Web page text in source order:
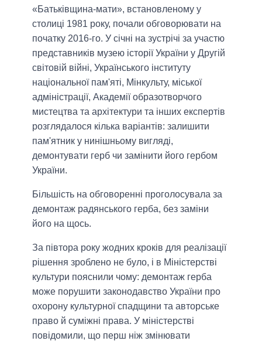
«Батьківщина-мати», встановленому у
столиці 1981 року, почали обговорювати на
початку 2016-го. У січні на зустрічі за участю
представників музею історії України у Другій
світовій війні, Українського інституту
національної пам'яті, Мінкульту, міської
адміністрації, Академії образотворчого
мистецтва та архітектури та інших експертів
розглядалося кілька варіантів: залишити
пам'ятник у нинішньому вигляді,
демонтувати герб чи замінити його гербом
України.
Більшість на обговоренні проголосувала за
демонтаж радянського герба, без заміни
його на щось.
За півтора року жодних кроків для реалізації
рішення зроблено не було, і в Міністерстві
культури пояснили чому: демонтаж герба
може порушити законодавство України про
охорону культурної спадщини та авторське
право й суміжні права. У міністерстві
повідомили, що перш ніж змінювати